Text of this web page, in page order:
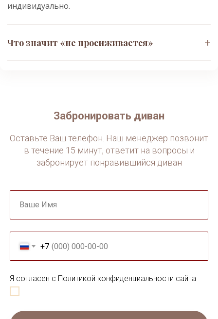
индивидуально.
Что значит «не просиживается» +
местах частой посадки.Забронировать диван
Оставьте Ваш телефон. Наш менеджер позвонит
в течение 15 минут, ответит на вопросы и
забронирует понравившийся диван
Ваше Имя
+7
Я согласен с Политикой конфиденциальности сайта